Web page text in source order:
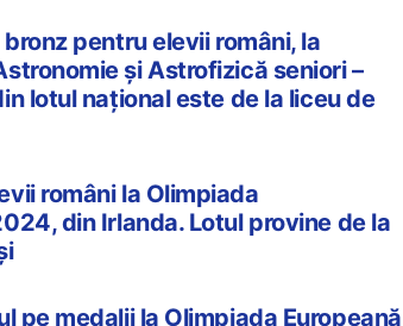
pentru elevii români, la
și Astrofizică seniori –
lotul național este de la liceu de
români la Olimpiada
din Irlanda. Lotul provine de la
pe medalii la Olimpiada Europeană